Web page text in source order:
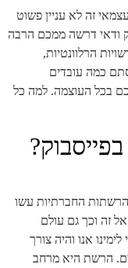
זה לא עניין פשוט
עסק ודאי דרשה ממכם הרבה
הרלוונטיות,
כמה עובדים
בכל העוצמה. למה כל
החברתיות עשו
זה וכך גם עולם
אנו והיה צורך
הרשת היא מרחב